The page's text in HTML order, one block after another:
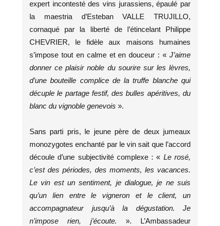
expert incontesté des vins jurassiens, épaulé par
la maestria d’Esteban VALLE TRUJILLO,
cornaqué par la liberté de l’étincelant Philippe
CHEVRIER, le fidèle aux maisons humaines
s’impose tout en calme et en douceur : « J’aime
donner ce plaisir noble du sourire sur les lèvres,
d’une bouteille complice de la truffe blanche qui
décuple le partage festif, des bulles apéritives, du
blanc du vignoble genevois ».
Sans parti pris, le jeune père de deux jumeaux
monozygotes enchanté par le vin sait que l’accord
découle d’une subjectivité complexe : « Le rosé,
c’est des périodes, des moments, les vacances.
Le vin est un sentiment, je dialogue, je ne suis
qu’un lien entre le vigneron et le client, un
accompagnateur jusqu’à la dégustation. Je
n’impose rien, j’écoute. ». L’Ambassadeur